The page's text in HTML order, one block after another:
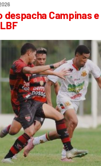
despacha Campinas